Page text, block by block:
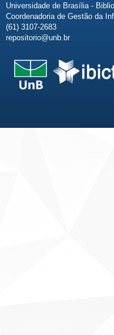
Universidade de Brasília -
Coordenadoria de Gestão da
(61) 3107-2683
repositorio@unb.br